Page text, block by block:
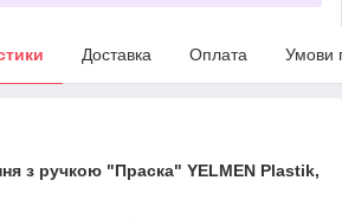
Доставка Оплата Умови
з ручкою "Праска" YELMEN Plastik,